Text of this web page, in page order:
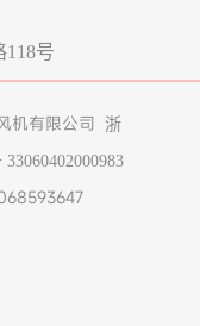
号
机有限公司 浙